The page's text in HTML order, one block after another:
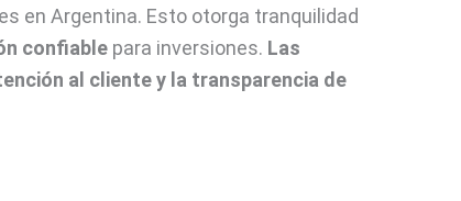
en Argentina. Esto otorga tranquilidad
confiable para inversiones. Las
al cliente y la transparencia de